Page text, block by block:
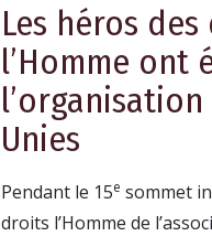
Les héros
l’Homme ont
Unies
Pendant le 15e sommet
droits l’Homme de